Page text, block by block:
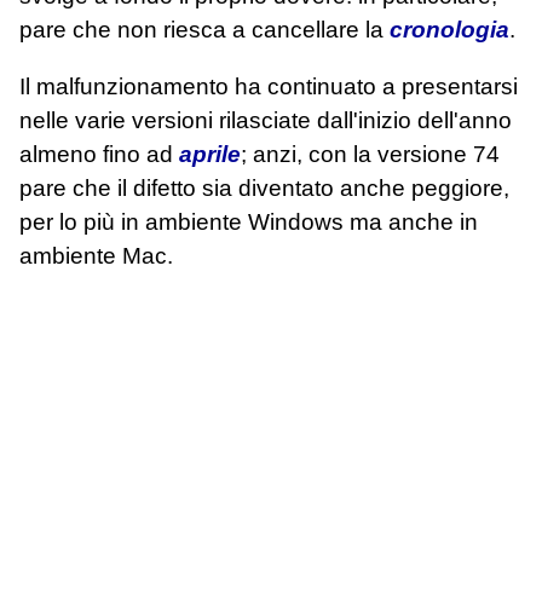
pare che non riesca a cancellare la cronologia.
Il malfunzionamento ha continuato a presentarsi
nelle varie versioni rilasciate dall'inizio dell'anno
almeno fino ad aprile; anzi, con la versione 74
pare che il difetto sia diventato anche peggiore,
per lo più in ambiente Windows ma anche in
ambiente Mac.